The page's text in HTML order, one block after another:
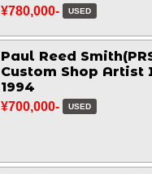
¥780,000- USED
Paul Reed
Custom Shop
1994
¥700,000- USED